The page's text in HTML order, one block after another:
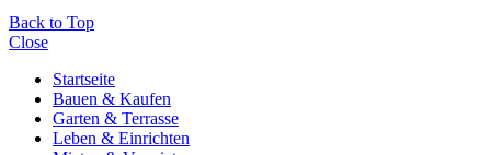
Back to Top
Close
Startseite
Bauen & Kaufen
Garten & Terrasse
Leben & Einrichten